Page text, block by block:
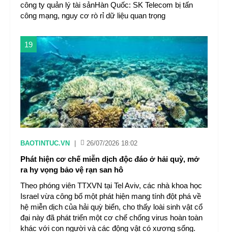
công ty quản lý tài sảnHàn Quốc: SK Telecom bị tấn
công mạng, nguy cơ rò rỉ dữ liệu quan trọng
19
BAOTINTUC.VN 26/07/2026 18:02
Phát hiện cơ chế miễn dịch độc đáo ở hải quỳ, mở
ra hy vọng bảo vệ rạn san hô
Theo phóng viên TTXVN tại Tel Aviv, các nhà khoa học
Israel vừa công bố một phát hiện mang tính đột phá về
hệ miễn dịch của hải quỳ biển, cho thấy loài sinh vật cổ
đại này đã phát triển một cơ chế chống virus hoàn toàn
khác với con người và các động vật có xương sống.